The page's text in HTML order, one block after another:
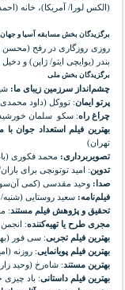
(الکس لورا/ آمریکا)، خانه
برگزیدگان بخش مسابقه آسیا و
روزی روزگاری در رفح (محسن
بندر (یوایچی ایتو/ ژاپن) و
برگزیدگان بخش ملی
چشم‌انداز سرزمین زیبای ما:
پرتو ایمان: تووکل (داود
چراغ راه: سکو سلمان
بهترین فیلم استعداد جوان
تهران)
تصویربرداری: محمد فکوری
تدوین: امید توتونچی برای
صدا: وحید مقدسی (کمی
فیلم‌نامه: سعید روستایی (شنبه/
تحقیق و پژوهش فیلم مستند:
مجری طرح یا تهیه‌کننده: انجمن
بهترین فیلم تجربی: سی فور
بهترین فیلم پویانمایی: روزنه
بهترین مستند: شاه‌رخ (وحید
بهترین فیلم داستانی: باد